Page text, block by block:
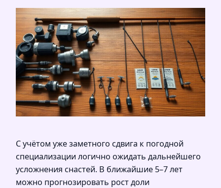
С учётом уже заметного сдвига к погодной
специализации логично ожидать дальнейшего
усложнения снастей. В ближайшие 5–7 лет
можно прогнозировать рост доли